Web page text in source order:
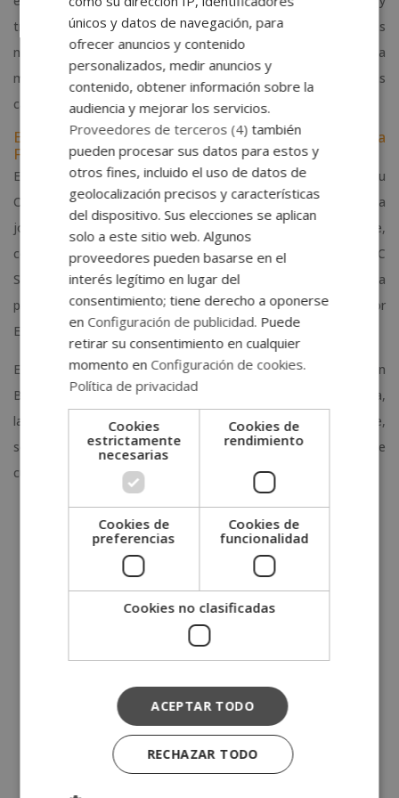
trabajo constantes definen nuestro ideario y el de todos
nuestros centros formativos, que buscan ofrecer siempre la
mejor formación. Es un orgullo seguir celebrando junto a ellas
cada uno de sus logros como si fueran nuestros.
El Club de Hockey Vila-sana, en plena OK Liga
Femenina
El club leridano está ya a pleno rendimiento en este inicio de su
OK Liga Femenina. Las jugadoras, que afrontarán su segunda
jornada en la OK Liga Femenina el próximo 28 de septiembre,
consiguió la victoria en su primer partido de liga contra el PHC
Sant Cugat. Cabe destacar que las jugadoras del Vila-Sana
participaron a finales de agosto en un ‘stage’ patrocinado por
Esneca Business School.
El objetivo de la concentración deportiva, que se celebró en
Bellver de Cerdanya, era prepararse físicamente para esta liga,
la segunda consecutiva en su recorrido. Una finalidad que,
según los resultados obtenidos hasta ahora, parece haberse
cumplido. ¡A por todas, equipo!
Convenios y acreditaciones
Opiniones Grupo Esneca
únicos y datos de navegación, para
ofrecer anuncios y contenido
personalizados, medir anuncios y
contenido, obtener información sobre la
audiencia y mejorar los servicios.
Proveedores de terceros (4) también
pueden procesar sus datos para estos y
otros fines, incluido el uso de datos de
geolocalización precisos y características
del dispositivo. Sus elecciones se aplican
solo a este sitio web. Algunos
proveedores pueden basarse en el
interés legítimo en lugar del
consentimiento; tiene derecho a oponerse
en Configuración de publicidad. Puede
retirar su consentimiento en cualquier
momento en Configuración de cookies.
Política de privacidad
Cookies
estrictamente
necesarias
Cookies de
rendimiento
Cookies de
preferencias
Cookies de
funcionalidad
Cookies no clasificadas
ACEPTAR TODO
RECHAZAR TODO